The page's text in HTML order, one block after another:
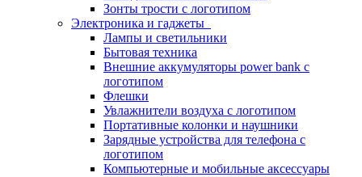
Зонты трости с логотипом
Электроника и гаджеты
Лампы и светильники
Бытовая техника
Внешние аккумуляторы power bank с
логотипом
Флешки
Увлажнители воздуха с логотипом
Портативные колонки и наушники
Зарядные устройства для телефона с
логотипом
Компьютерные и мобильные аксессуары